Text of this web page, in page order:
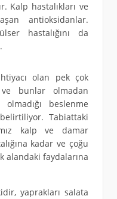
Kalp hastalıkları ve
antioksidanlar.
hastalığını da
olan pek çok
bunlar olmadan
beslenme
Tabiattaki
kalp ve damar
kadar ve çoğu
alandaki faydalarına
yaprakları salata